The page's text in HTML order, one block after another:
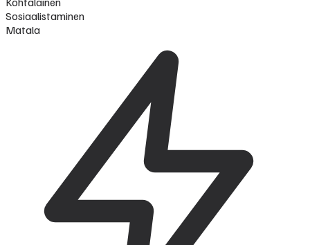
Sosiaalistaminen
Matala